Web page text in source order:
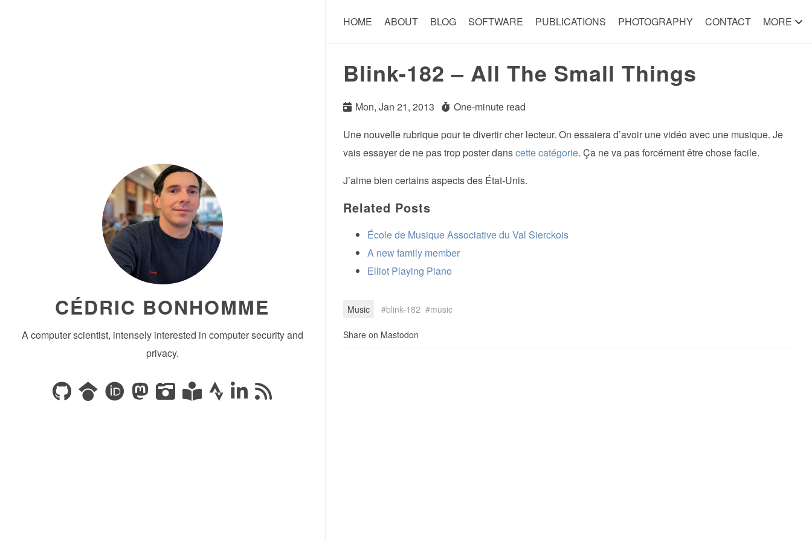
CÉDRIC BONHOMME
A computer scientist, intensely interested in computer security and
privacy.
HOME ABOUT BLOG SOFTWARE PUBLICATIONS PHOTOGRAPHY CONTACT MORE
Blink-182 – All The Small Things
Mon, Jan 21, 2013
One-minute read
Une nouvelle rubrique pour te divertir cher lecteur. On essaiera d’avoir une vidéo avec une musique. Je
vais essayer de ne pas trop poster danscette catégorie. Ça ne va pas forcément être chose facile.
J’aime bien certains aspects des État-Unis.
Related Posts
École de Musique Associative du Val Sierckois
A new family member
Elliot Playing Piano
Music blink-182 music
Share on Mastodon